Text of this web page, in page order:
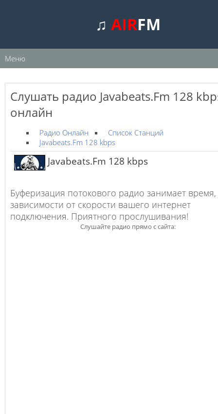
♫AIRFM
Меню
Слушать радио Javabeats.Fm 128
онлайн
Радио Онлайн
Список Станций
Javabeats.Fm 128 kbps
Javabeats.Fm 128 kbps
Буферизация потокового радио занимает время,
зависимости от скорости вашего интернет
подключения. Приятного прослушивания!
Слушайте радио прямо с сайта: